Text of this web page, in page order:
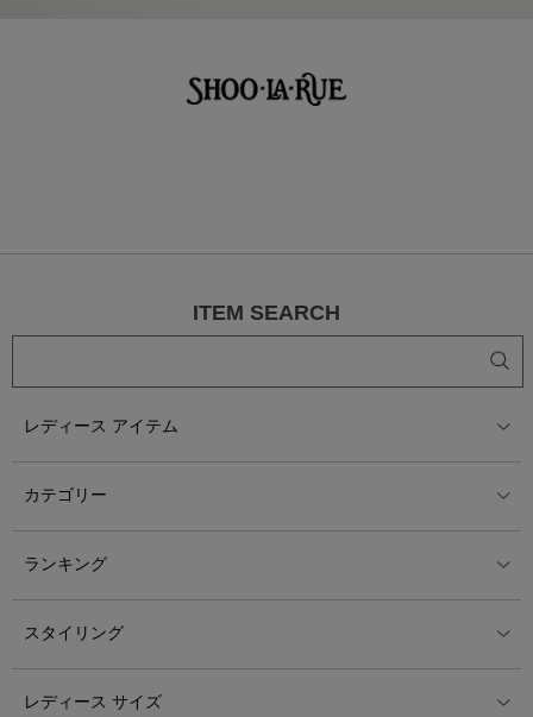
ITEM SEARCH
レディース アイテム
カテゴリー
ランキング
スタイリング
レディース サイズ